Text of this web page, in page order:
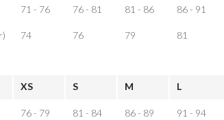
71 - 76 76 - 81 81 - 86 86 - 91
74 76 79 81
XS S M L
76 - 79 81 - 84 86 - 89 91 - 94